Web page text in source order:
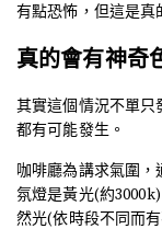
有點恐怖，但這是真
真的會有神奇
其實這個情況不單
都有可能發生。
咖啡廳為講求氣圍
氛燈是黃光(約
然光(依時段不同而